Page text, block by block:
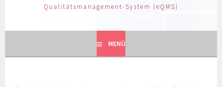
Qualitätsmanagement-System (eQMS)
MENÜ